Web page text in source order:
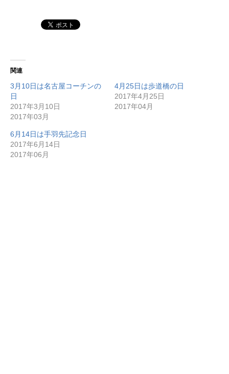
関連
3月10日は名古屋コーチンの
日
2017年3月10日
2017年03月
4月25日は歩道橋の日
2017年4月25日
2017年04月
6月14日は手羽先記念日
2017年6月14日
2017年06月